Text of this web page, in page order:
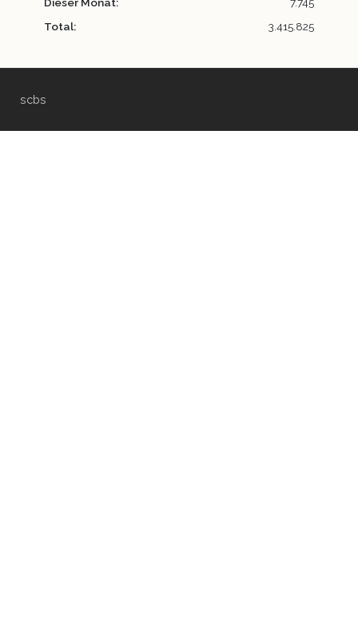
Dieser Monat:
7.745
Total:
3.415.825
scbs